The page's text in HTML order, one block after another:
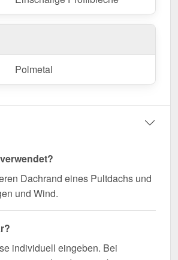
Polmetal
Dachrand eines Pultdachs und
und Wind.
individuell eingeben. Bei